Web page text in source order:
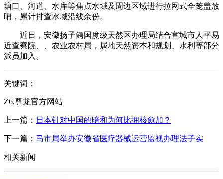
塘口、河道、水库等焦点水域及周边区域进行拉网式全笼盖放
哨，累计排查水域沿线余份。
近日，安徽扬子鳄国度级天然区办理局结合宣城市人平易
近查察院、、农业农村局，属地天然资本和规划、水利等部分
派员加入。
关键词：
Z6.尊龙官方网站
上一篇： 日本针对中国的暗和为何比拥核愈加？
下一篇： 马市局举办安徽省医疗器械运营监视办理法子实
相关新闻